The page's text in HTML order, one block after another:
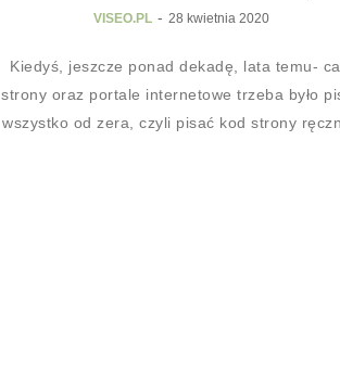
VISEO.PL - 28 kwietnia 2020
Kiedyś, jeszcze ponad dekadę, lata temu-
strony oraz portale internetowe trzeba było
wszystko od zera, czyli pisać kod strony